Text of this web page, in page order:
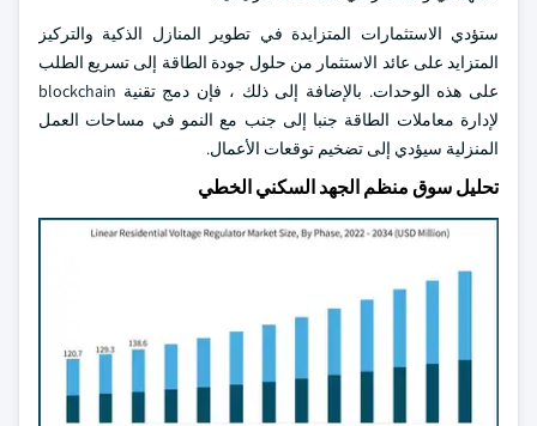
ستؤدي الاستثمارات المتزايدة في تطوير المنازل الذكية والتركيز
المتزايد على عائد الاستثمار من حلول جودة الطاقة إلى تسريع الطلب
على هذه الوحدات. بالإضافة إلى ذلك ، فإن دمج تقنية blockchain
لإدارة معاملات الطاقة جنبا إلى جنب مع النمو في مساحات العمل
المنزلية سيؤدي إلى تضخيم توقعات الأعمال.
تحليل سوق منظم الجهد السكني الخطي